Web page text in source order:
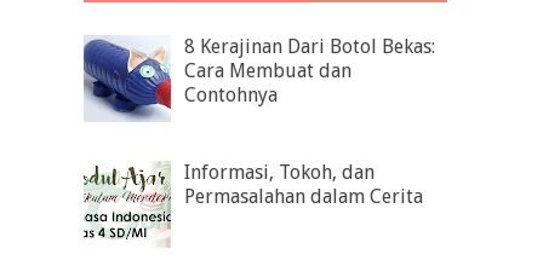
8 Kerajinan Dari Botol Bekas:
Cara Membuat dan
Contohnya
Informasi, Tokoh, dan
Permasalahan dalam Cerita